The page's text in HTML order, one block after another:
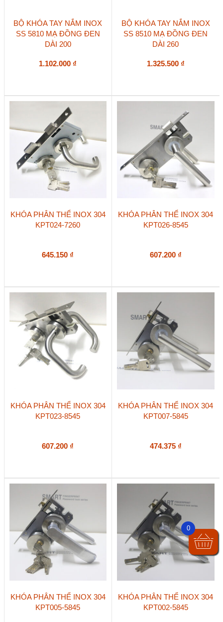
BỘ KHÓA TAY NẮM INOX
SS 5810 MẠ ĐỒNG ĐEN
DÀI 200
1.102.000 ₫
BỘ KHÓA TAY NẮM INOX
SS 8510 MẠ ĐỒNG ĐEN
DÀI 260
1.325.500 ₫
KHÓA PHÂN THỂ INOX 304
KPT024-7260
645.150 ₫
KHÓA PHÂN THỂ INOX 304
KPT026-8545
607.200 ₫
KHÓA PHÂN THỂ INOX 304
KPT023-8545
607.200 ₫
KHÓA PHÂN THỂ INOX 304
KPT007-5845
474.375 ₫
KHÓA PHÂN THỂ INOX 304
KPT005-5845
KHÓA PHÂN THỂ INOX 304
KPT002-5845
0